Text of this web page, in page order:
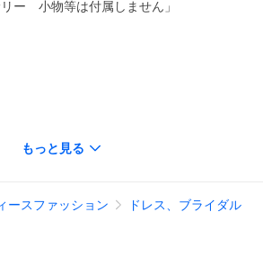
リー 小物等は付属しません」
63 着丈（肩から）145
エスト77 着丈（肩から）145
エスト80 着丈（肩から）145
ウエスト84 着丈（肩から）145
少の誤差はご容赦ください。
もっと見る
ースファッション
ドレス、ブライダル